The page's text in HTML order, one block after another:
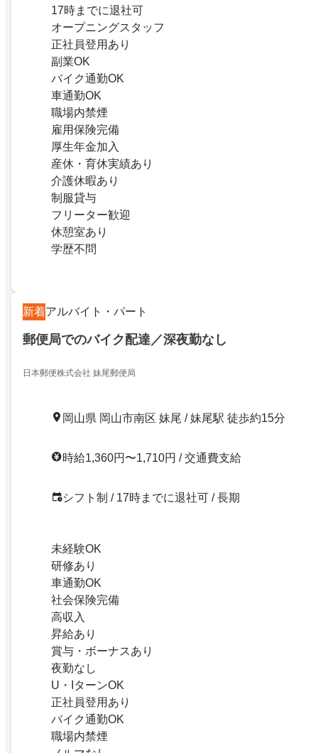
17時までに退社可
オープニングスタッフ
正社員登用あり
副業OK
バイク通勤OK
車通勤OK
職場内禁煙
雇用保険完備
厚生年金加入
産休・育休実績あり
介護休暇あり
制服貸与
フリーター歓迎
休憩室あり
学歴不問
新着アルバイト・パート
郵便局でのバイク配達／深夜勤なし
日本郵便株式会社 妹尾郵便局
岡山県 岡山市南区 妹尾 / 妹尾駅 徒歩約15分
時給1,360円〜1,710円 / 交通費支給
シフト制 / 17時までに退社可 / 長期
未経験OK
研修あり
車通勤OK
社会保険完備
高収入
昇給あり
賞与・ボーナスあり
夜勤なし
U・IターンOK
正社員登用あり
バイク通勤OK
職場内禁煙